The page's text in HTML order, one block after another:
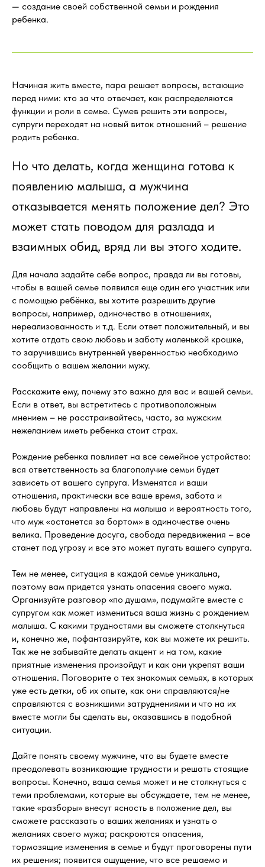
— создание своей собственной семьи и рождения
ребенка.
Начиная жить вместе, пара решает вопросы, встающие
перед ними: кто за что отвечает, как распределяются
функции и роли в семье. Сумев решить эти вопросы,
супруги переходят на новый виток отношений – решение
родить ребенка.
Но что делать, когда женщина готова к
появлению малыша, а мужчина
отказывается менять положение дел? Это
может стать поводом для разлада и
взаимных обид, вряд ли вы этого ходите.
Для начала задайте себе вопрос, правда ли вы готовы,
чтобы в вашей семье появился еще один его участник или
с помощью ребёнка, вы хотите разрешить другие
вопросы, например, одиночество в отношениях,
нереализованность и т.д. Если ответ положительный, и вы
хотите отдать свою любовь и заботу маленькой крошке,
то заручившись внутренней уверенностью необходимо
сообщить о вашем желании мужу.
Расскажите ему, почему это важно для вас и вашей семьи.
Если в ответ, вы встретитесь с противоположным
мнением – не расстраивайтесь, часто, за мужским
нежеланием иметь ребенка стоит страх.
Рождение ребенка повлияет на все семейное устройство:
вся ответственность за благополучие семьи будет
зависеть от вашего супруга. Изменятся и ваши
отношения, практически все ваше время, забота и
любовь будут направлены на малыша и вероятность того,
что муж «останется за бортом» в одиночестве очень
велика. Проведение досуга, свобода передвижения – все
станет под угрозу и все это может пугать вашего супруга.
Тем не менее, ситуация в каждой семье уникальна,
поэтому вам придется узнать опасения своего мужа.
Организуйте разговор «по душам», подумайте вместе с
супругом как может измениться ваша жизнь с рождением
малыша. С какими трудностями вы сможете столкнуться
и, конечно же, пофантазируйте, как вы можете их решить.
Так же не забывайте делать акцент и на том, какие
приятные изменения произойдут и как они укрепят ваши
отношения. Поговорите о тех знакомых семьях, в которых
уже есть детки, об их опыте, как они справляются/не
справляются с возникшими затруднениями и что на их
вместе могли бы сделать вы, оказавшись в подобной
ситуации.
Дайте понять своему мужчине, что вы будете вместе
преодолевать возникающие трудности и решать стоящие
вопросы. Конечно, ваша семья может и не столкнуться с
теми проблемами, которые вы обсуждаете, тем не менее,
такие «разборы» внесут ясность в положение дел, вы
сможете рассказать о ваших желаниях и узнать о
желаниях своего мужа; раскроются опасения,
тормозящие изменения в семье и будут проговорены пути
их решения; появится ощущение, что все решаемо и